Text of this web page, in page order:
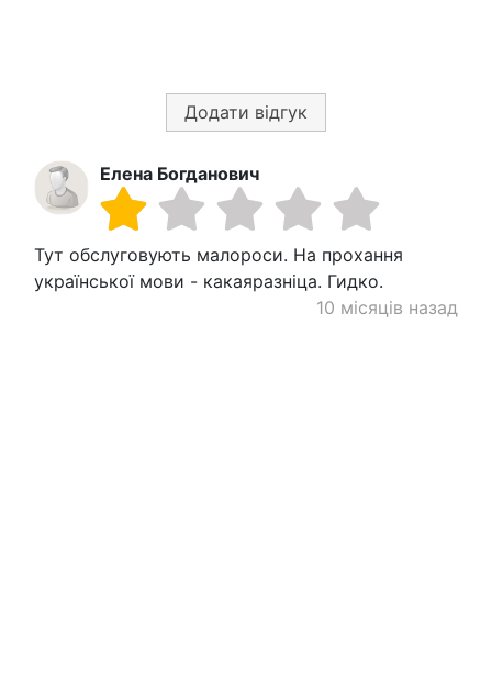
Додати відгук
Елена Богданович
Тут обслуговують малороси. На прохання
української мови - какаяразніца. Гидко.
10 місяців назад